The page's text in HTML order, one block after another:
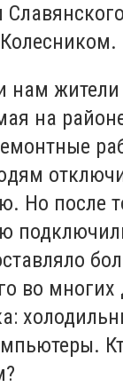
нам
на
Но после
во